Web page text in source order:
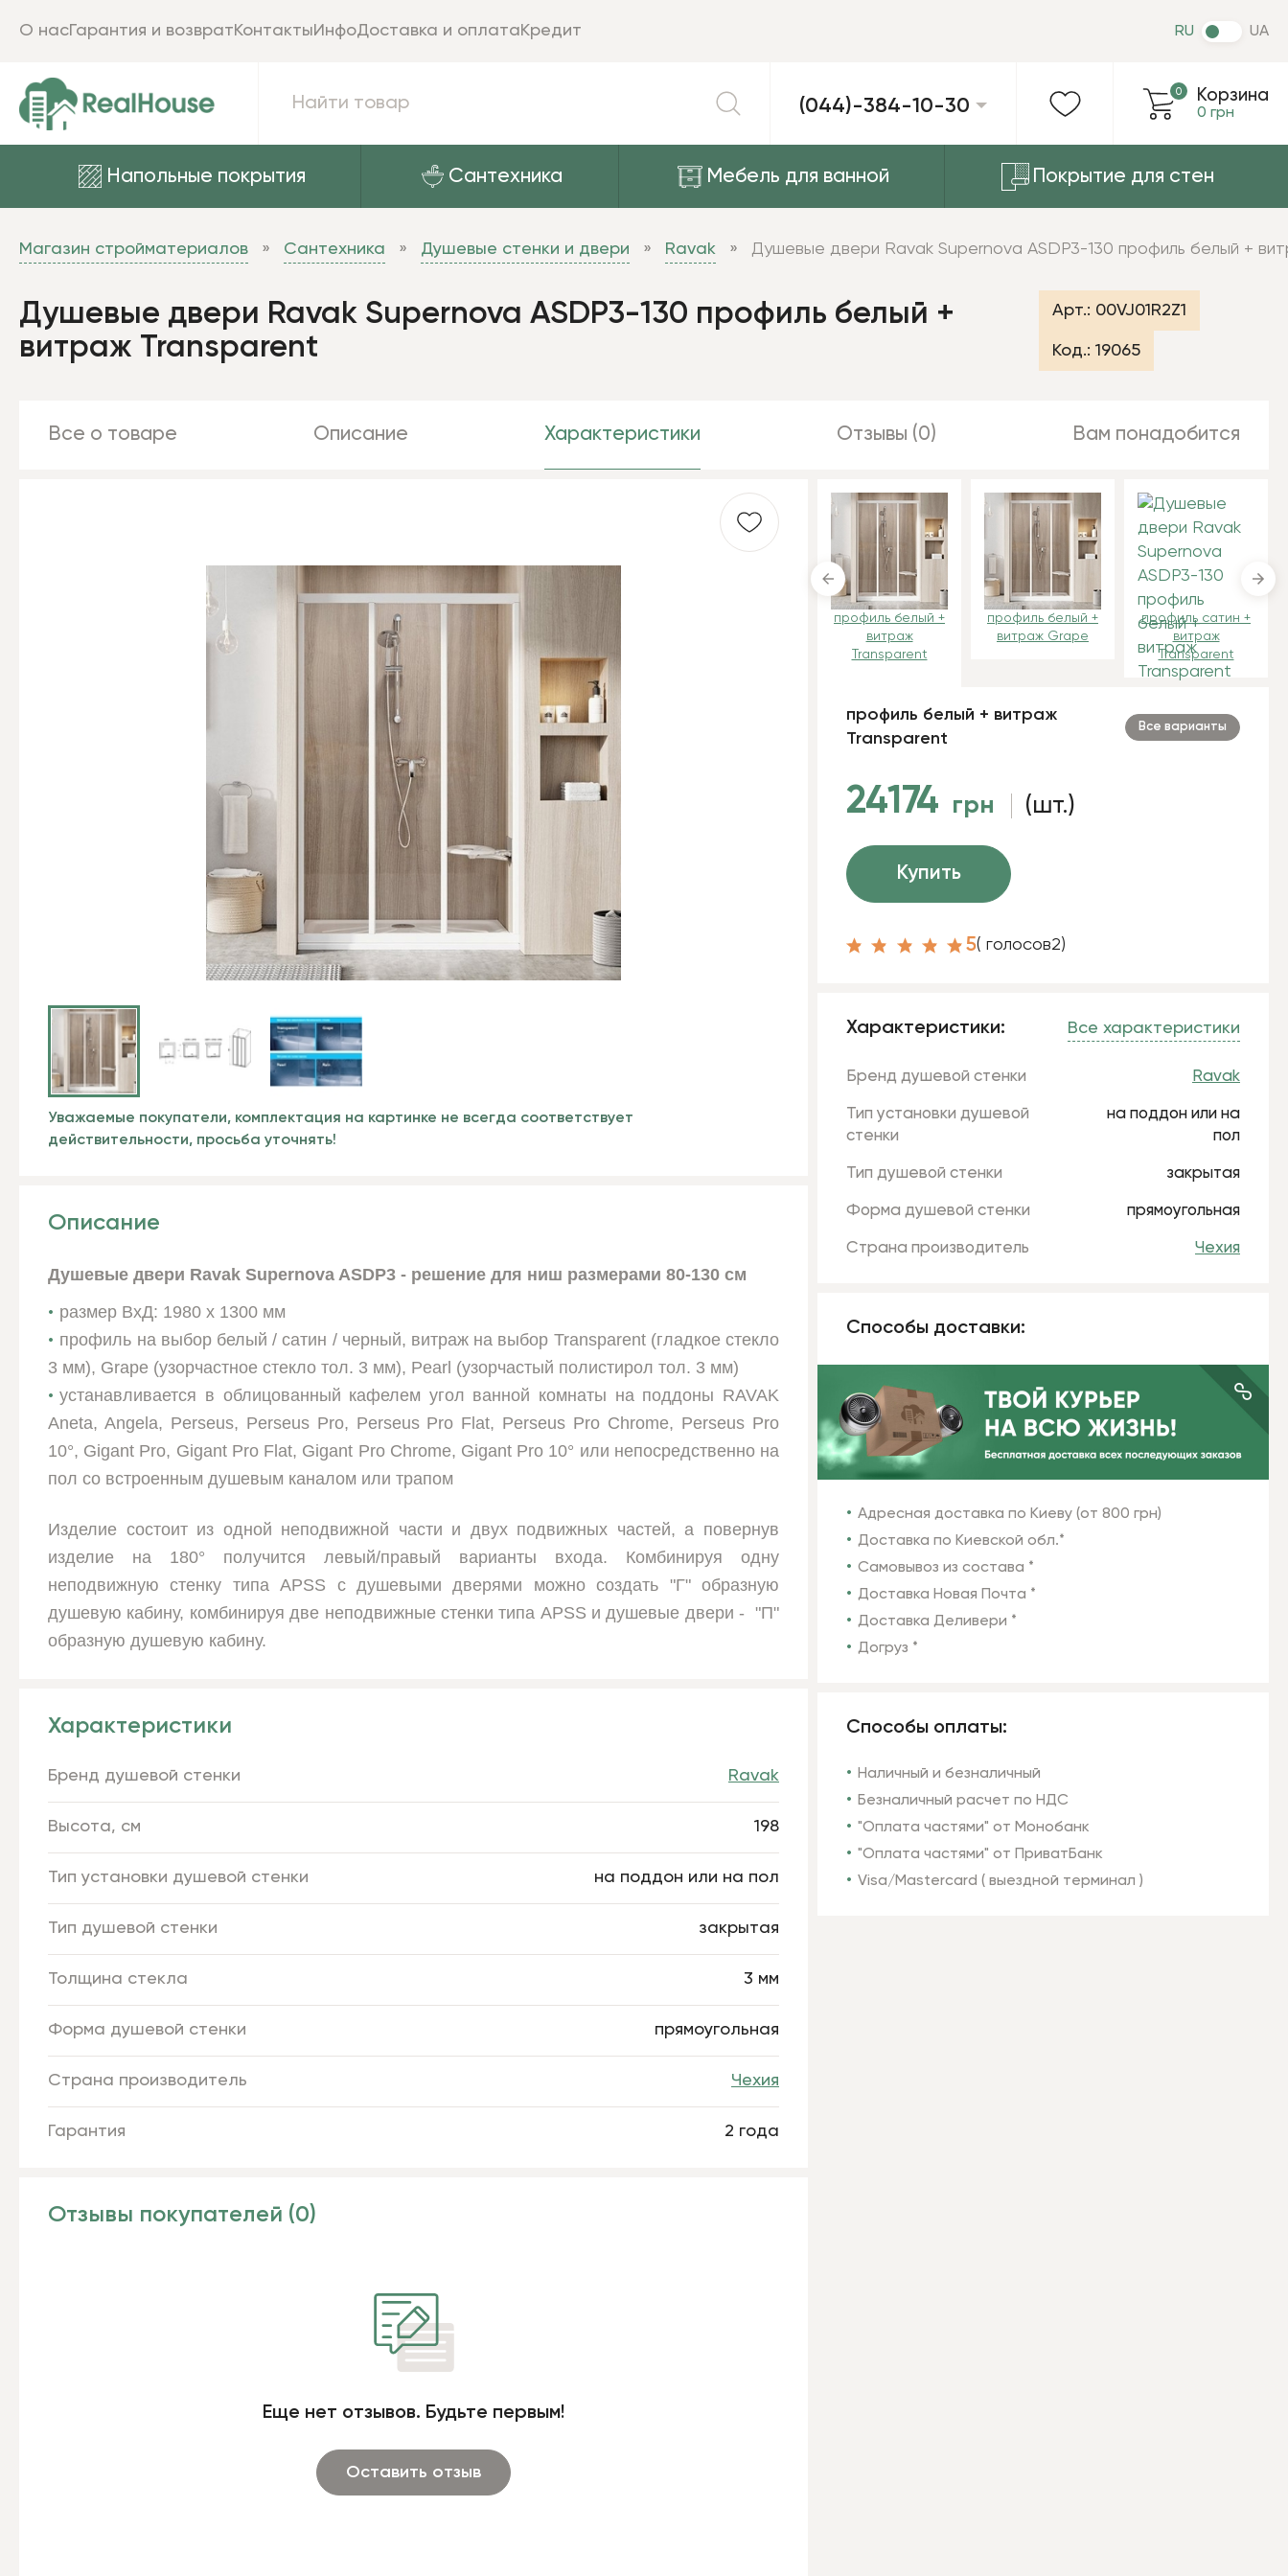
(044)-384-10-30
Корзина
0 грн
0
RU UA
Напольные покрытия Сантехника Мебель для ванной Покрытие для стен
О насГарантия и возвратКонтактыИнфоДоставка и оплатаКредит
Магазин стройматериалов Сантехника Душевые стенки и двери Ravak Душевые двери Ravak Supernova ASDP3-130 профиль белый +
Душевые двери Ravak Supernova ASDP3-130 профиль белый +
витраж Transparent
Арт.: 00VJ01R2Z1
Код.: 19065
Все о товаре Описание Характеристики Отзывы (0) Вам понадобится
Уважаемые покупатели, комплектация на картинке не всегда соответствует
действительности, просьба уточнять!
профиль белый +
витраж
Transparent
профиль белый +
витраж Grape
профиль сатин +
витраж
Transparent
профиль белый + витраж
Transparent
Все варианты
24174 грн (шт.)
Купить
5( голосов2)
Характеристики: Все характеристики
Бренд душевой стенки Ravak
Тип установки душевой
стенки
на поддон или на
пол
Тип душевой стенки закрытая
Форма душевой стенки прямоугольная
Страна производитель Чехия
Способы доставки:
Адресная доставка по Киеву (от 800 грн)
Доставка по Киевской обл.*
Самовывоз из состава *
Доставка Новая Почта *
Доставка Деливери *
Догруз *
Способы оплаты:
Наличный и безналичный
Безналичный расчет по НДС
"Оплата частями" от Монобанк
"Оплата частями" от ПриватБанк
Visa/Mastercard ( выездной терминал )
Описание
Душевые двери Ravak Supernova ASDP3 - решение для ниш размерами 80-130 см
размер ВхД: 1980 x 1300 мм
профиль на выбор белый / сатин / черный, витраж на выбор Transparent (гладкое стекло
3 мм), Grape (узорчастное стекло тол. 3 мм), Рearl (узорчастый полистирол тол. 3 мм)
устанавливается в облицованный кафелем угол ванной комнаты на поддоны RAVAK
Aneta, Angela, Perseus, Perseus Pro, Perseus Pro Flat, Perseus Pro Chrome, Perseus Pro
10°, Gigant Pro, Gigant Pro Flat, Gigant Pro Chrome, Gigant Pro 10° или непосредственно на
пол со встроенным душевым каналом или трапом
Изделие состоит из одной неподвижной части и двух подвижных частей, а повернув
изделие на 180° получится левый/правый варианты входа. Комбинируя одну
неподвижную стенку типа APSS с душевыми дверями можно создать "Г" образную
душевую кабину, комбинируя две неподвижные стенки типа APSS и душевые двери - "П"
образную душевую кабину.
Характеристики
Бренд душевой стенки Ravak
Высота, см 198
Тип установки душевой стенки на поддон или на пол
Тип душевой стенки закрытая
Толщина стекла 3 мм
Форма душевой стенки прямоугольная
Страна производитель Чехия
Гарантия 2 года
Отзывы покупателей (0)
Еще нет отзывов. Будьте первым!
Оставить отзыв